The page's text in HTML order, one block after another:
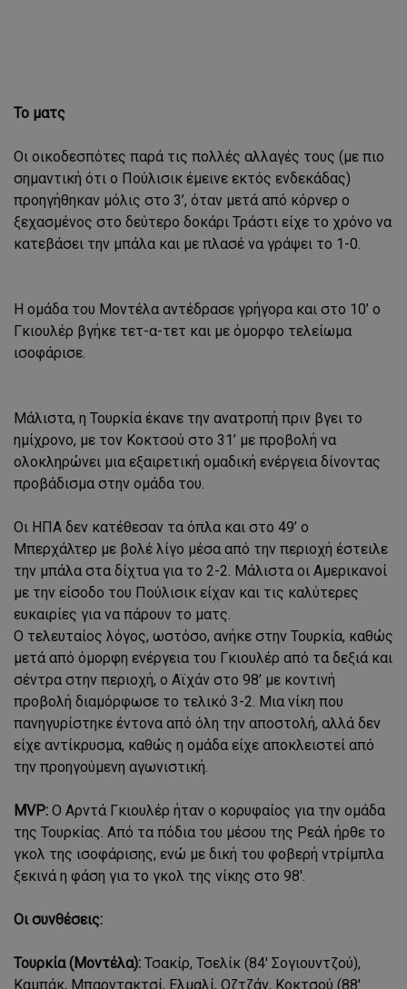
Το ματς
Οι οικοδεσπότες παρά τις πολλές αλλαγές τους (με πιο
σημαντική ότι ο Πούλισικ έμεινε εκτός ενδεκάδας)
προηγήθηκαν μόλις στο 3’, όταν μετά από κόρνερ ο
ξεχασμένος στο δεύτερο δοκάρι Τράστι είχε το χρόνο να
κατεβάσει την μπάλα και με πλασέ να γράψει το 1-0.
Η ομάδα του Μοντέλα αντέδρασε γρήγορα και στο 10’ ο
Γκιουλέρ βγήκε τετ-α-τετ και με όμορφο τελείωμα
ισοφάρισε.
Μάλιστα, η Τουρκία έκανε την ανατροπή πριν βγει το
ημίχρονο, με τον Κοκτσού στο 31’ με προβολή να
ολοκληρώνει μια εξαιρετική ομαδική ενέργεια δίνοντας
προβάδισμα στην ομάδα του.
Οι ΗΠΑ δεν κατέθεσαν τα όπλα και στο 49’ ο
Μπερχάλτερ με βολέ λίγο μέσα από την περιοχή έστειλε
την μπάλα στα δίχτυα για το 2-2. Μάλιστα οι Αμερικανοί
με την είσοδο του Πούλισικ είχαν και τις καλύτερες
ευκαιρίες για να πάρουν το ματς.
Ο τελευταίος λόγος, ωστόσο, ανήκε στην Τουρκία, καθώς
μετά από όμορφη ενέργεια του Γκιουλέρ από τα δεξιά και
σέντρα στην περιοχή, ο Αϊχάν στο 98’ με κοντινή
προβολή διαμόρφωσε το τελικό 3-2. Μια νίκη που
πανηγυρίστηκε έντονα από όλη την αποστολή, αλλά δεν
είχε αντίκρυσμα, καθώς η ομάδα είχε αποκλειστεί από
την προηγούμενη αγωνιστική.
MVP: Ο Αρντά Γκιουλέρ ήταν ο κορυφαίος για την ομάδα
της Τουρκίας. Από τα πόδια του μέσου της Ρεάλ ήρθε το
γκολ της ισοφάρισης, ενώ με δική του φοβερή ντρίμπλα
ξεκινά η φάση για το γκολ της νίκης στο 98'.
Oι συνθέσεις:
Τουρκία (Μοντέλα): Τσακίρ, Τσελίκ (84' Σογιουντζού),
Καμπάκ, Μπαρντακτσί, Ελμαλί, Οζτζάν, Κοκτσού (88'